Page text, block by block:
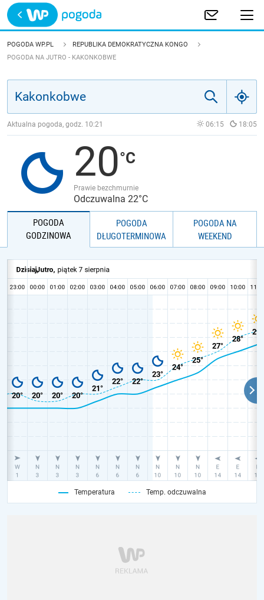
Trwa ładowanie
POLSKA
JAKOŚĆ POWIETRZA
POGODA WP.PL
REPUBLIKA DEMOKRATYCZNA KONGO
POGODA NA JUTRO - KAKONKOBWE
Aktualna pogoda, godz. 10:21 06:15 18:05
20
Prawie bezchmurnie
Odczuwalna 22°C
POGODA
GODZINOWA
POGODA
DŁUGOTERMINOWA
POGODA NA
WEEKEND
Temperatura Temp. odczuwalna